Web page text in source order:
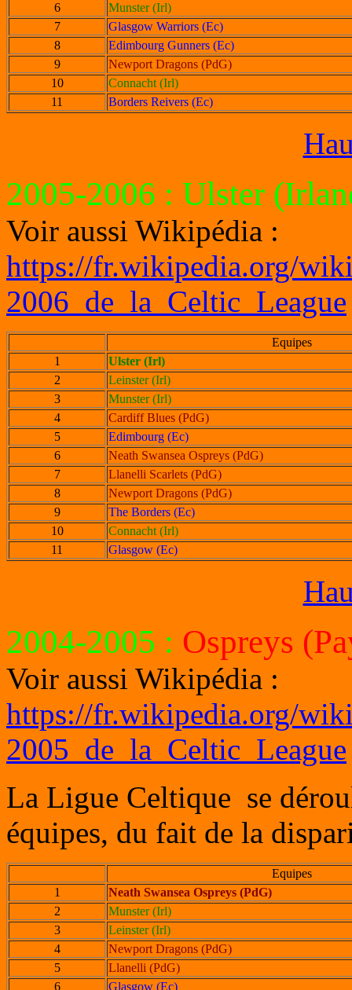
6
Munster (Irl)
7
Glasgow Warriors (Ec)
8
Edimbourg Gunners (Ec)
9
Newport Dragons (PdG)
10
Connacht (Irl)
11
Borders Reivers (Ec)
2005-2006 : Ulster
Voir aussi Wikipédia :
https://fr.wikipedia.org/
2006_de_la_Celtic_League
Equipes
1
Ulster (Irl)
2
Leinster (Irl)
3
Munster (Irl)
4
Cardiff Blues (PdG)
5
Edimbourg (Ec)
6
Neath Swansea Ospreys (PdG)
7
Llanelli Scarlets (PdG)
8
Newport Dragons (PdG)
9
The Borders (Ec)
10
Connacht (Irl)
11
Glasgow (Ec)
2004-2005 : Ospreys
Voir aussi Wikipédia :
https://fr.wikipedia.org/
2005_de_la_Celtic_League
La Ligue Celtique se
équipes, du fait de la
Equipes
1
Neath Swansea Ospreys (PdG)
2
Munster (Irl)
3
Leinster (Irl)
4
Newport Dragons (PdG)
5
Llanelli (PdG)
6
Glasgow (Ec)